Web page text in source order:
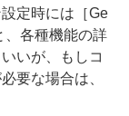
定時には［Ge
、各種機能の詳
いが、もしコ
要な場合は、